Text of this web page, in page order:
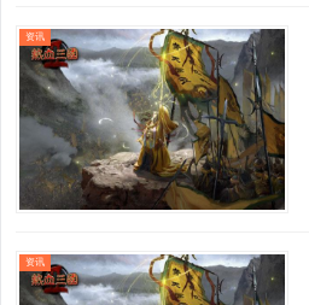
资讯
资讯